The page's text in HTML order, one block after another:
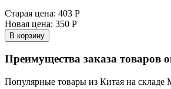
Старая цена: 403 Р
Новая цена: 350 Р
В корзину
Преимущества заказа товаров
Популярные товары из Китая на складе